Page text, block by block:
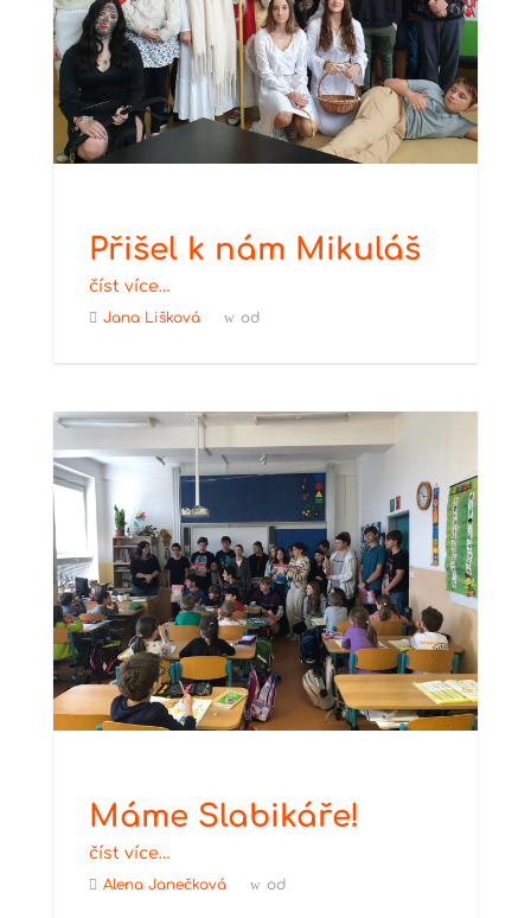
Přišel k nám Mikuláš
číst více…
Jana Lišková od
Máme Slabikáře!
číst více…
Alena Janečková od